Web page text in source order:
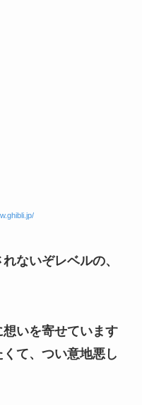
ないぞレベルの、
いを寄せています
て、つい意地悪し